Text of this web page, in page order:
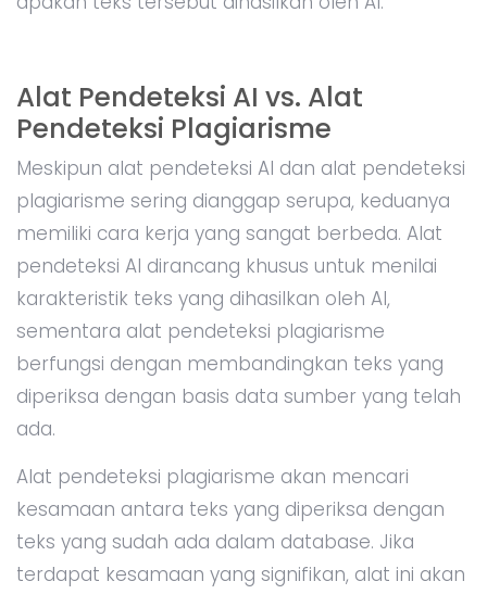
Alat Pendeteksi AI vs. Alat
Pendeteksi Plagiarisme
Meskipun alat pendeteksi AI dan alat pendeteksi
plagiarisme sering dianggap serupa, keduanya
memiliki cara kerja yang sangat berbeda. Alat
pendeteksi AI dirancang khusus untuk menilai
karakteristik teks yang dihasilkan oleh AI,
sementara alat pendeteksi plagiarisme
berfungsi dengan membandingkan teks yang
diperiksa dengan basis data sumber yang telah
ada.
Alat pendeteksi plagiarisme akan mencari
kesamaan antara teks yang diperiksa dengan
teks yang sudah ada dalam database. Jika
terdapat kesamaan yang signifikan, alat ini akan